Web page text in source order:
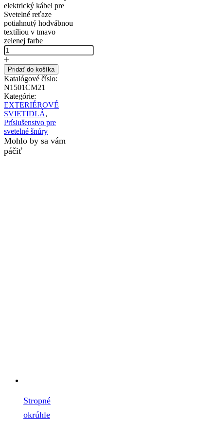
elektrický kábel pre
Svetelné reťaze
potiahnutý hodvábnou
textíliou v tmavo
zelenej farbe
Pridať do košíka
Katalógové číslo:
N1501CM21
Kategórie:
EXTERIÉROVÉ
SVIETIDLÁ,
Príslušenstvo pre
svetelné šnúry
Mohlo by sa vám
páčiť
Stropné
okrúhle